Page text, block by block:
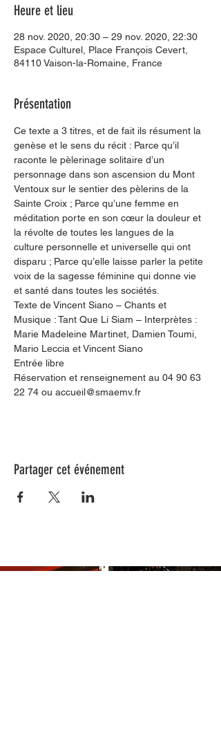
Heure et lieu
28 nov. 2020, 20:30 – 29 nov. 2020, 22:30
Espace Culturel, Place François Cevert,
84110 Vaison-la-Romaine, France
Présentation
Ce texte a 3 titres, et de fait ils résument la
genèse et le sens du récit : Parce qu’il
raconte le pèlerinage solitaire d’un
personnage dans son ascension du Mont
Ventoux sur le sentier des pèlerins de la
Sainte Croix ; Parce qu’une femme en
méditation porte en son cœur la douleur et
la révolte de toutes les langues de la
culture personnelle et universelle qui ont
disparu ; Parce qu’elle laisse parler la petite
voix de la sagesse féminine qui donne vie
et santé dans toutes les sociétés.
Texte de Vincent Siano – Chants et
Musique : Tant Que Li Siam – Interprètes :
Marie Madeleine Martinet, Damien Toumi,
Mario Leccia et Vincent Siano
Entrée libre
Réservation et renseignement au 04 90 63
22 74 ou accueil@smaemv.fr
Partager cet événement